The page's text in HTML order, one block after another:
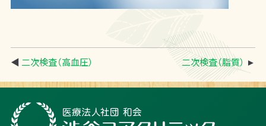
◀二次検査（高血圧） 二次検査（脂質） ►